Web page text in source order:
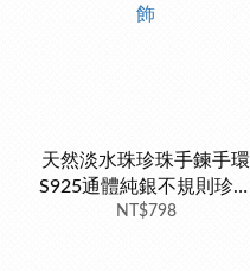
天然淡水珠珍珠手鍊手環
S925通體純銀不規則珍珠
巴洛克淡水珍珠 銀樓銀飾
NT$798